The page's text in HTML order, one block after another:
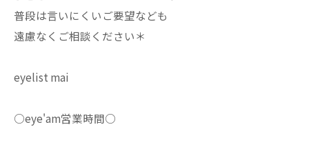
普段は言いにくいご要望なども
遠慮なくご相談ください＊
eyelist mai
○eye'am営業時間○